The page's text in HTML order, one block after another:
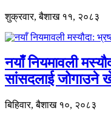
शुक्रवार, बैशाख ११, २०८३
नयाँ नियमावली
सांसदलाई जोगाउने
बिहिवार, बैशाख १०, २०८३